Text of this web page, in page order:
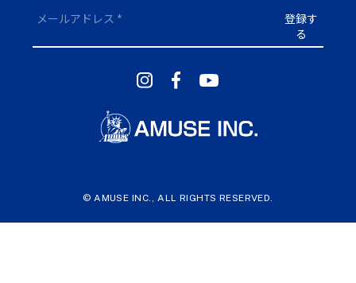
© AMUSE INC., ALL RIGHTS RESERVED.